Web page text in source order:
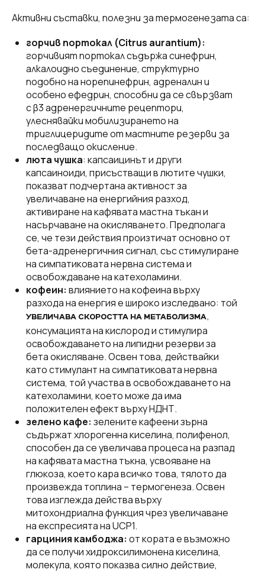
Активни съставки, полезни за термогенезата са:
горчив портокал (Citrus aurantium):
горчивият портокал съдържа синефрин,
алкалоидно съединение, структурно
подобно на норепинефрин, адреналин и
особено ефедрин, способни да се свързват
с β3 адренергичните рецептори,
улеснявайки мобилизирането на
триглицеридите от мастните резерви за
последващо окисление.
люта чушка: капсаицинът и други
капсаиноиди, присъстващи в лютите чушки,
показват подчертана активност за
увеличаване на енергийния разход,
активиране на кафявата мастна тъкан и
насърчаване на окисляването. Предполага
се, че тези действия произтичат основно от
бета-адренергичния сигнал, със стимулиране
на симпатиковата нервна система и
освобождаване на катехоламини.
кофеин: влиянието на кофеина върху
разхода на енергия е широко изследвано: той
УВЕЛИЧАВА СКОРОСТТА НА МЕТАБОЛИЗМА,
консумацията на кислород и стимулира
освобождаването на липидни резерви за
бета окисляване. Освен това, действайки
като стимулант на симпатиковата нервна
система, той участва в освобождаването на
катехоламини, което може да има
положителен ефект върху НДНТ.
зелено кафе: зелените кафеени зърна
съдържат хлорогенна киселина, полифенол,
способен да се увеличава процеса на разпад
на кафявата мастна тъкна, усвояване на
глюкоза, което кара всичко това, тялото да
произвежда топлина – термогенеза. Освен
това изглежда действа върху
митохондриална функция чрез увеличаване
на експресията на UCP1.
гарциния камбоджа: от кората е възможно
да се получи хидроксилимонена киселина,
молекула, която показва силно действие,